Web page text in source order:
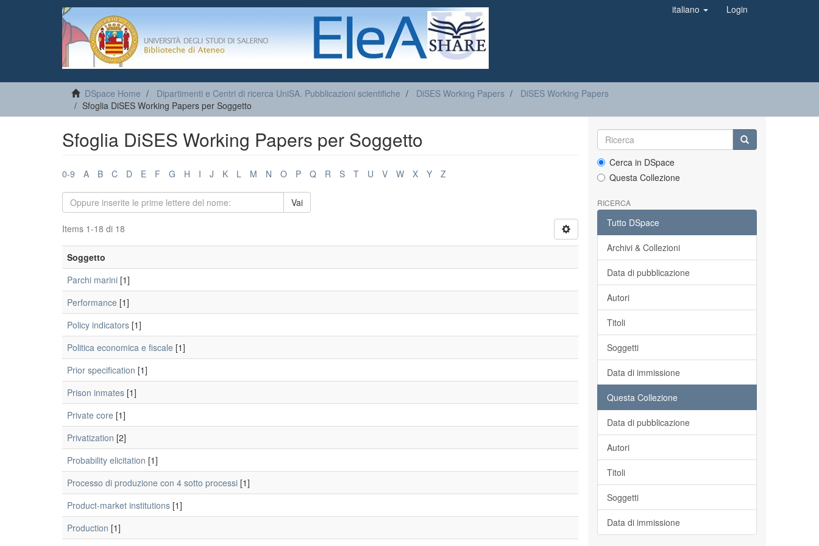
italiano Login
DSpace Home Dipartimenti e Centri di ricerca UniSA. Pubblicazioni scientifiche DiSES Working Papers
DiSES Working Papers
Sfoglia DiSES Working Papers per Soggetto
Sfoglia DiSES Working Papers per Soggetto
0-9 A B C D E F G H I J K L M N O P Q R S T U V W X Y Z
Vai
Items 1-18 di 18
Soggetto
Parchi marini [1]
Performance [1]
Policy indicators [1]
Politica economica e fiscale [1]
Prior specification [1]
Prison inmates [1]
Private core [1]
Privatization [2]
Probability elicitation [1]
Processo di produzione con 4 sotto processi [1]
Product-market institutions [1]
Production [1]
Cerca in DSpace
Questa Collezione
RICERCA
Tutto DSpace
Archivi & Collezioni
Data di pubblicazione
Autori
Titoli
Soggetti
Data di immissione
Questa Collezione
Data di pubblicazione
Autori
Titoli
Soggetti
Data di immissione